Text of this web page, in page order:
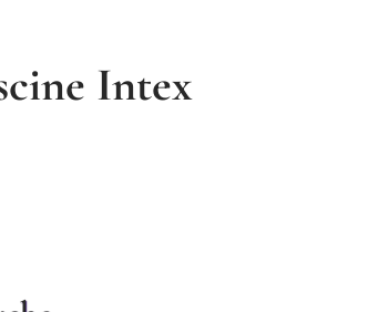
Intex